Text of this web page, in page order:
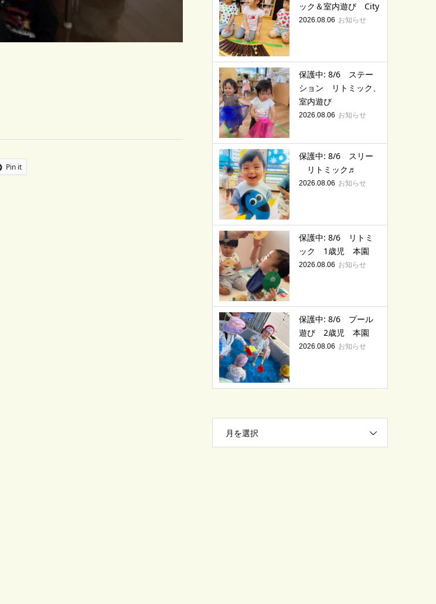
Pin it
ック＆室内遊び City
2026.08.06 お知らせ
保護中: 8/6 ステー
ション リトミック、
室内遊び
2026.08.06 お知らせ
保護中: 8/6 スリー
リトミック♬
2026.08.06 お知らせ
保護中: 8/6 リトミ
ック 1歳児 本園
2026.08.06 お知らせ
保護中: 8/6 プール
遊び 2歳児 本園
2026.08.06 お知らせ
月を選択